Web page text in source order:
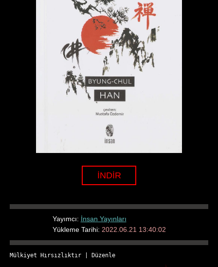
İNDİR
Yayımcı: İnsan Yayınları
Yükleme Tarihi: 2022.06.21 13:40:02
Mülkiyet Hırsızlıktır Düzenle